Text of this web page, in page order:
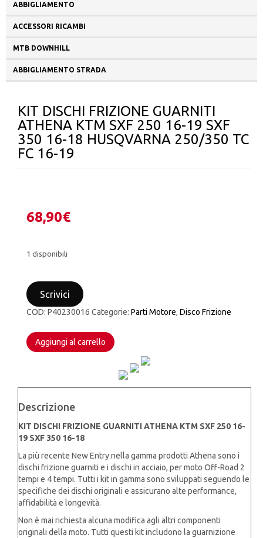
ABBIGLIAMENTO
ACCESSORI RICAMBI
MTB DOWNHILL
ABBIGLIAMENTO STRADA
KIT DISCHI FRIZIONE GUARNITI
ATHENA KTM SXF 250 16-19 SXF
350 16-18 HUSQVARNA 250/350 TC
FC 16-19
68,90€
1 disponibili
DISCHI
FRIZIONE
GUARNITI
ATHENA
SXF
250
SXF
16-
18
HUSQVARNA
TC
FC
16-
19
quantità
Scrivici
COD: P40230016 Categorie: Parti Motore, Disco Frizione
Aggiungi al carrello
Descrizione
KIT DISCHI FRIZIONE GUARNITI ATHENA KTM SXF 250 16-
19 SXF 350 16-18
La più recente New Entry nella gamma prodotti Athena sono i
dischi frizione guarniti e i dischi in acciaio, per moto Off-Road 2
tempi e 4 tempi. Tutti i kit in gamma sono sviluppati seguendo le
specifiche dei dischi originali e assicurano alte performance,
affidabilità e longevità.
Non è mai richiesta alcuna modifica agli altri componenti
originali della moto. Tutti questi kit includono la guarnizione